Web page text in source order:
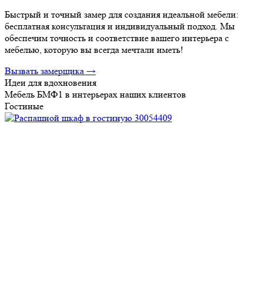
Быстрый и точный замер для создания идеальной мебели:
бесплатная консультация и индивидуальный подход. Мы
обеспечим точность и соответствие вашего интерьера с
мебелью, которую вы всегда мечтали иметь!
Вызвать замерщика →
Идеи для вдохновения
Мебель БМФ1 в интерьерах наших клиентов
Гостиные